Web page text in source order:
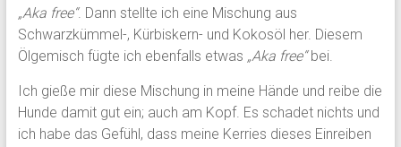
„Aka free“. Dann stellte ich eine Mischung aus
Schwarzkümmel-, Kürbiskern- und Kokosöl her. Diesem
Ölgemisch fügte ich ebenfalls etwas „Aka free“bei.
Ich gieße mir diese Mischung in meine Hände und reibe die
Hunde damit gut ein; auch am Kopf. Es schadet nichts und
ich habe das Gefühl, dass meine Kerries dieses Einreiben